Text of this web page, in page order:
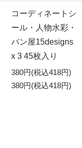
コーディネートシ
ール・人物水彩・
パン屋15designs
x 3 45枚入り
380円(税込418円)
380円(税込418円)